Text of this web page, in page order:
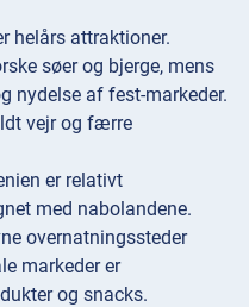
helårs attraktioner.
søer og bjerge, mens
nydelse af fest-markeder.
vejr og færre
er relativt
med nabolandene.
overnatningssteder
markeder er
og snacks.